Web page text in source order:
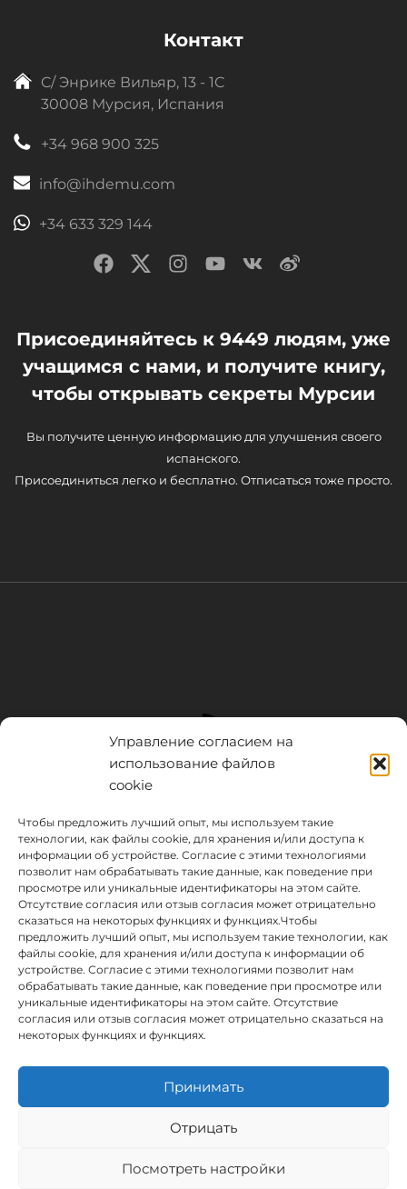
Управление согласием на
использование файлов
cookie
Чтобы предложить лучший опыт, мы используем такие
технологии, как файлы cookie, для хранения и/или доступа к
информации об устройстве. Согласие с этими технологиями
позволит нам обрабатывать такие данные, как поведение при
просмотре или уникальные идентификаторы на этом сайте.
Отсутствие согласия или отзыв согласия может отрицательно
сказаться на некоторых функциях и функциях.Чтобы
предложить лучший опыт, мы используем такие технологии, как
файлы cookie, для хранения и/или доступа к информации об
устройстве. Согласие с этими технологиями позволит нам
обрабатывать такие данные, как поведение при просмотре или
уникальные идентификаторы на этом сайте. Отсутствие
согласия или отзыв согласия может отрицательно сказаться на
некоторых функциях и функциях.
Принимать
Отрицать
Посмотреть настройки
Контакт
C/ Энрике Вильяр, 13 - 1C
30008 Мурсия, Испания
+34 968 900 325
info@ihdemu.com
+34 633 329 144
Присоединяйтесь к 9449 людям, уже
учащимся с нами, и получите книгу,
чтобы открывать секреты Мурсии
Вы получите ценную информацию для улучшения своего
испанского.
Присоединиться легко и бесплатно. Отписаться тоже просто.
INSTITUTO HISPANICO DE MURCIA, SOCIEDAD LIMITADA был
бенефициаром Европейского фонда регионального развития,
целью которого является развитие использования и качества
информационных и коммуникационных технологий и их
доступности, и благодаря которому он внедрил следующие
решения: присутствие в Интернете через его Веб-сайт.
поддержана Программой TIC Cámaras, Камарой Мурсии.
Политика конфиденциальности
Условия бронирования